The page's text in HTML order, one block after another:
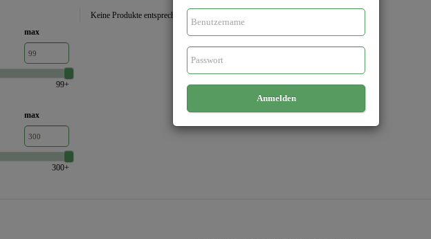
max
99+
max
300+
Keine Produkte entsprechen Ihrer Suche
Anmelden